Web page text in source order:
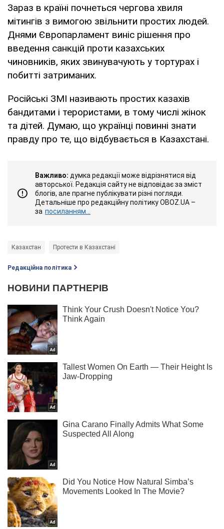
Зараз в країні почнеться чергова хвиля
мітингів з вимогою звільнити простих людей.
Днями Європарламент виніс рішення про
введення санкцій проти казахських
чиновників, яких звинувачують у тортурах і
побитті затриманих.
Російські ЗМІ називають простих казахів
бандитами і терористами, в тому числі жінок
та дітей. Думаю, що українці повинні знати
правду про те, що відбувається в Казахстані.
Важливо: думка редакції може відрізнятися від
авторської. Редакція сайту не відповідає за зміст
блогів, але прагне публікувати різні погляди.
Детальніше про редакційну політику OBOZ.UA –
за посиланням...
Казахстан Протести в Казахстані
Редакційна політика